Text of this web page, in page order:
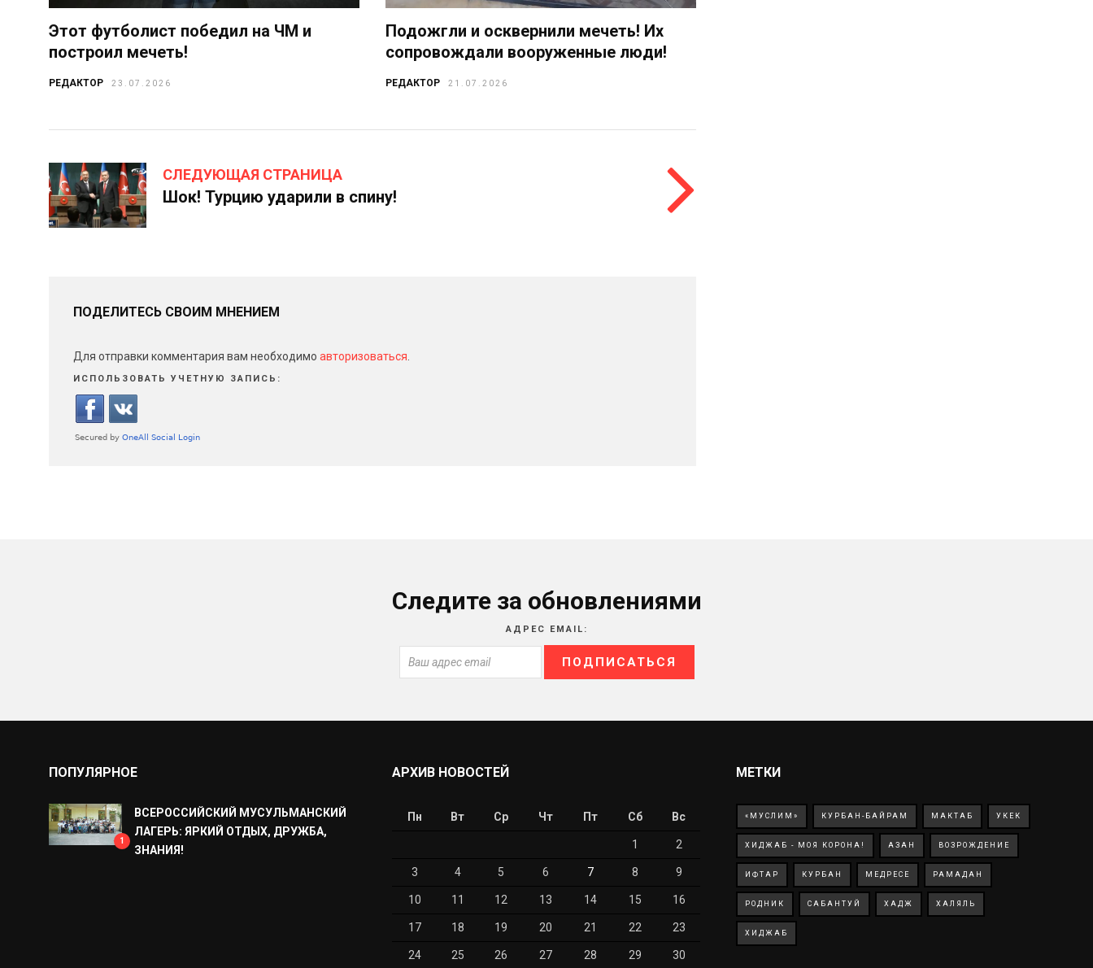
Этот футболист победил на ЧМ и
построил мечеть!
РЕДАКТОР 23.07.2026
Подожгли и осквернили мечеть! Их
сопровождали вооруженные люди!
РЕДАКТОР 21.07.2026
СЛЕДУЮЩАЯ СТРАНИЦА
Шок! Турцию ударили в спину!
ПОДЕЛИТЕСЬ СВОИМ МНЕНИЕМ
Для отправки комментария вам необходимо авторизоваться
ИСПОЛЬЗОВАТЬ УЧЕТНУЮ ЗАПИСЬ:
Следите за обновлениями
АДРЕС EMAIL:
ПОПУЛЯРНОЕ
1
ВСЕРОССИЙСКИЙ МУСУЛЬМАНСКИЙ
ЛАГЕРЬ: ЯРКИЙ ОТДЫХ, ДРУЖБА,
ЗНАНИЯ!
АРХИВ НОВОСТЕЙ
Пн Вт Ср Чт Пт Сб Вс
1 2
3 4 5 6 7 8 9
10 11 12 13 14 15 16
17 18 19 20 21 22 23
24 25 26 27 28 29 30
МЕТКИ
«МУСЛИМ» КУРБАН-БАЙРАМ МАКТАБ УКЕК
ХИДЖАБ - МОЯ КОРОНА! АЗАН ВОЗРОЖДЕНИЕ
ИФТАР КУРБАН МЕДРЕСЕ РАМАДАН
РОДНИК САБАНТУЙ ХАДЖ ХАЛЯЛЬ
ХИДЖАБ